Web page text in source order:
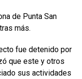
de Punta San
más.
fue detenido por
que este y otros
sus actividades